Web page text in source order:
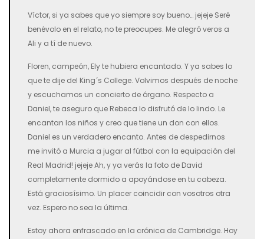
Víctor, si ya sabes que yo siempre soy bueno… jejeje Seré
benévolo en el relato, no te preocupes. Me alegró veros a
Ali y a tí de nuevo.
Floren, campeón, Ely te hubiera encantado. Y ya sabes lo
que te dije del King´s College. Volvimos después de noche
y escuchamos un concierto de órgano. Respecto a
Daniel, te aseguro que Rebeca lo disfrutó de lo lindo. Le
encantan los niños y creo que tiene un don con ellos.
Daniel es un verdadero encanto. Antes de despedirnos
me invitó a Murcia a jugar al fútbol con la equipación del
Real Madrid! jejeje Ah, y ya verás la foto de David
completamente dormido a apoyándose en tu cabeza.
Está graciosísimo. Un placer coincidir con vosotros otra
vez. Espero no sea la última.
Estoy ahora enfrascado en la crónica de Cambridge. Hoy